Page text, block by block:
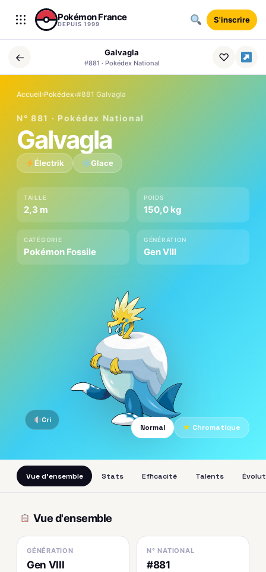
Aller au contenu
Pokémon France
DEPUIS 1999 S'inscrire
← Galvagla
#881 · Pokédex National ♡
Accueil›Pokédex›#881 Galvagla
N° 881 · Pokédex National
Galvagla
Électrik Glace
TAILLE
2,3 m
POIDS
150,0 kg
CATÉGORIE
Pokémon Fossile
GÉNÉRATION
Gen VIII
Cri
Normal
★ Chromatique
Vue d'ensemble Stats Efficacité Talents
Vue d'ensemble
GÉNÉRATION
Gen VIII
N° NATIONAL
#881